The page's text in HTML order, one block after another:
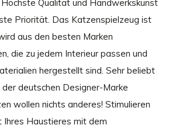
Qualität und Handwerkskunst
Priorität. Das Katzenspielzeug ist
aus den besten Marken
die zu jedem Interieur passen und
hergestellt sind. Sehr beliebt
deutschen Designer-Marke
wollen nichts anderes! Stimulieren
Ihres Haustieres mit dem